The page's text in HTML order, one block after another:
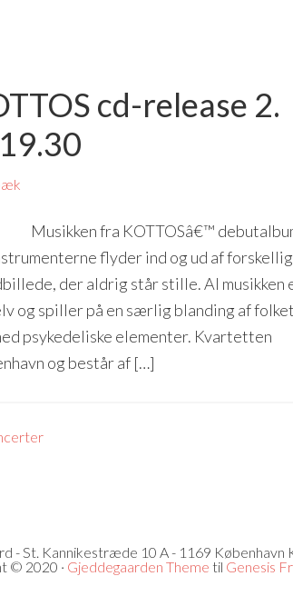
cd-release 2.
Musikken fra KOTTOSâ€™
flyder ind og ud af
der aldrig står stille. Al musikken
og spiller på en særlig blanding af
psykedeliske elementer. Kvartetten
og består af […]
- St. Kannikestræde 10 A - 1169 København
© 2020 · Gjeddegaarden Theme til Genesis